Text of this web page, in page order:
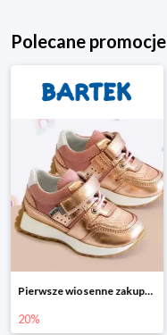
Polecane promocje
-30% na wszystko!!